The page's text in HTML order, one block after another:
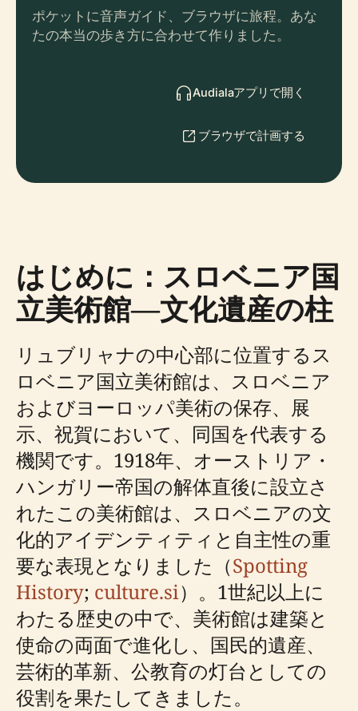
ポケットに音声ガイド、ブラウザに旅程。あな
たの本当の歩き方に合わせて作りました。
Audialaアプリで開く
ブラウザで計画する
はじめに：スロベニア国
立美術館—文化遺産の柱
リュブリャナの中心部に位置するス
ロベニア国立美術館は、スロベニア
およびヨーロッパ美術の保存、展
示、祝賀において、同国を代表する
機関です。1918年、オーストリア・
ハンガリー帝国の解体直後に設立さ
れたこの美術館は、スロベニアの文
化的アイデンティティと自主性の重
要な表現となりました（Spotting
History; culture.si）。1世紀以上に
わたる歴史の中で、美術館は建築と
使命の両面で進化し、国民的遺産、
芸術的革新、公教育の灯台としての
役割を果たしてきました。